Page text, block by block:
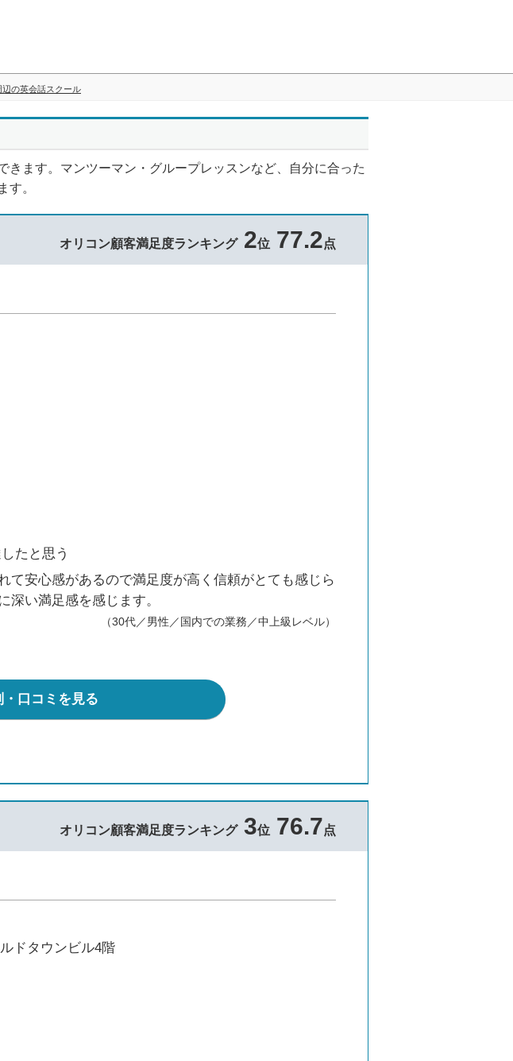
の英会話スクール
ます。マンツーマン・グループレッスンなど、自分に合った
す。
オリコン顧客満足度ランキング2位 77.2点
たと思う
て安心感があるので満足度が高く信頼がとても感じら
深い満足感を感じます。
（30代／男性／国内での業務／中上級レベル）
口コミを見る
オリコン顧客満足度ランキング3位 76.7点
ドタウンビル4階